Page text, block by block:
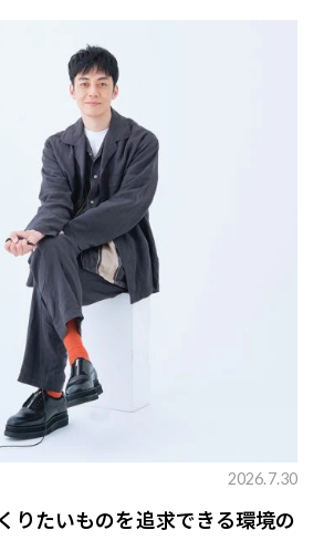
2026.7.30
りたいものを追求できる環境の